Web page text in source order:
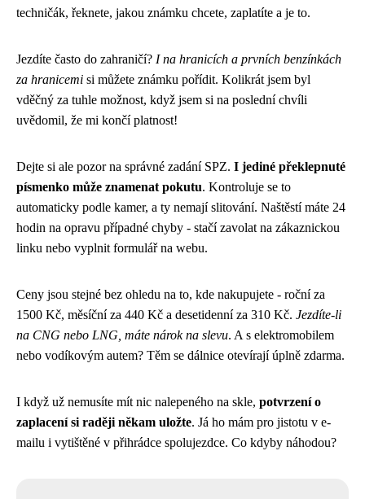
techničák, řeknete, jakou známku chcete, zaplatíte a je to.
Jezdíte často do zahraničí? I na hranicích a prvních benzínkách
za hranicemi si můžete známku pořídit. Kolikrát jsem byl
vděčný za tuhle možnost, když jsem si na poslední chvíli
uvědomil, že mi končí platnost!
Dejte si ale pozor na správné zadání SPZ. I jediné překlepnuté
písmenko může znamenat pokutu. Kontroluje se to
automaticky podle kamer, a ty nemají slitování. Naštěstí máte 24
hodin na opravu případné chyby - stačí zavolat na zákaznickou
linku nebo vyplnit formulář na webu.
Ceny jsou stejné bez ohledu na to, kde nakupujete - roční za
1500 Kč, měsíční za 440 Kč a desetidenní za 310 Kč. Jezdíte-li
na CNG nebo LNG, máte nárok na slevu. A s elektromobilem
nebo vodíkovým autem? Těm se dálnice otevírají úplně zdarma.
I když už nemusíte mít nic nalepeného na skle, potvrzení o
zaplacení si raději někam uložte. Já ho mám pro jistotu v e-
mailu i vytištěné v přihrádce spolujezdce. Co kdyby náhodou?